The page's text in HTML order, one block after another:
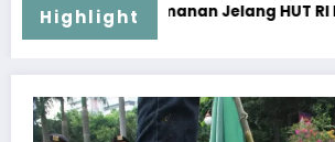
Highlight
Jelang HUT RI Ditepis, Situasi